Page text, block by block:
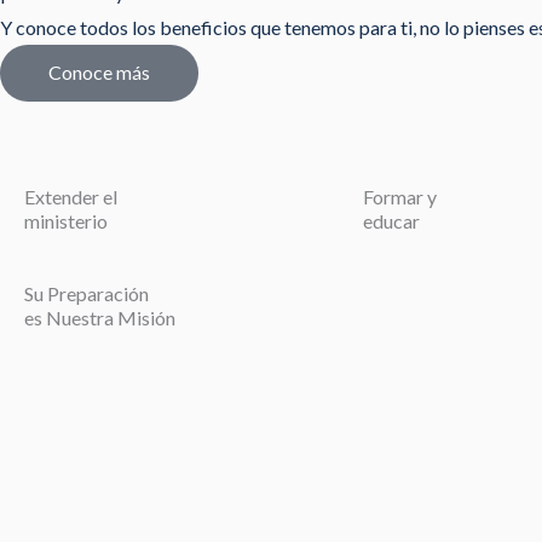
Y conoce todos los beneficios que tenemos para ti, no lo pienses
Conoce más
Extender el
ministerio
Formar y
educar
Su Preparación
es Nuestra Misión